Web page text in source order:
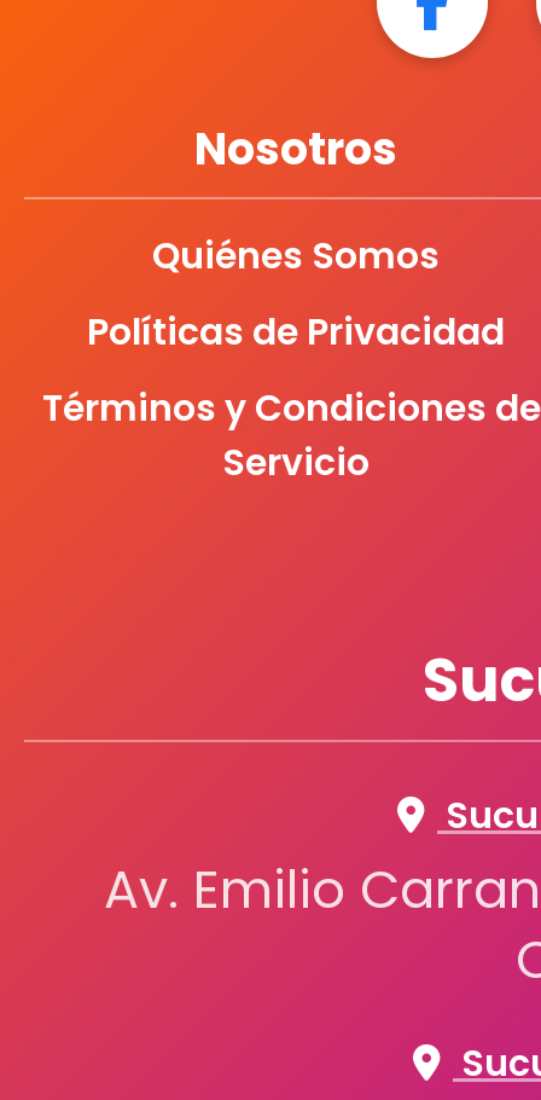
Nosotros
Quiénes Somos
Políticas de Privacidad
Términos y Condiciones
Servicio
Av. Emilio